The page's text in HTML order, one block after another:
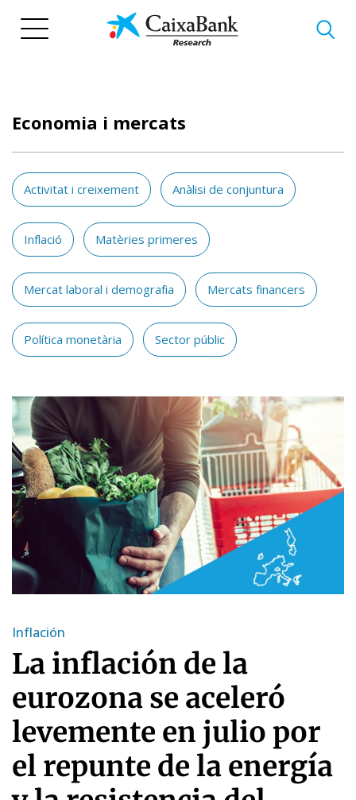
Economia i mercats
Activitat i creixement Anàlisi de conjuntura
Inflació Matèries primeres
Mercat laboral i demografia Mercats financers
Política monetària Sector públic
Inflación
La inflación de la
eurozona se aceleró
levemente en julio por
el repunte de la energía